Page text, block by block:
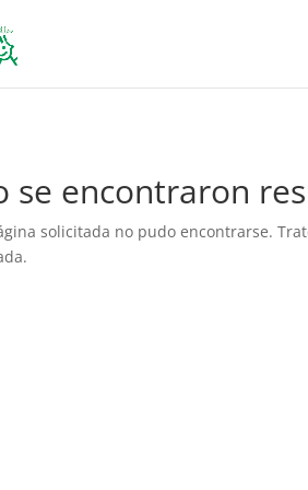
se encontraron
solicitada no pudo encontrarse.